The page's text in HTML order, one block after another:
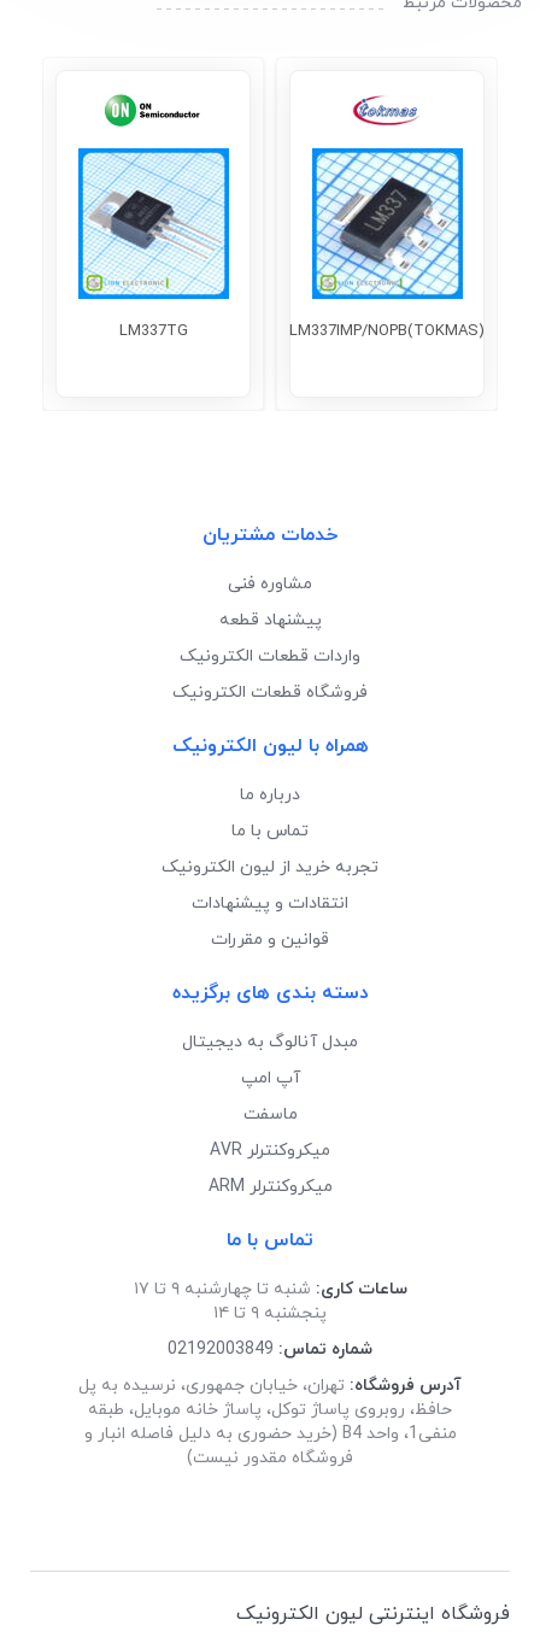
LM337IMP/NOPB(TOKMAS)
LM337TG
خدمات مشتریان
مشاوره فنی
پیشنهاد قطعه
واردات قطعات الکترونیک
فروشگاه قطعات الکترونیک
همراه با لیون الکترونیک
درباره ما
تماس با ما
تجربه خرید از لیون الکترونیک
انتقادات و پیشنهادات
قوانین و مقررات
دسته بندی های برگزیده
مبدل آنالوگ به دیجیتال
آپ امپ
ماسفت
میکروکنترلر AVR
میکروکنترلر ARM
تماس با ما
ساعات کاری: شنبه تا چهارشنبه ۹ تا ۱۷
پنجشنبه ۹ تا ۱۴
شماره تماس: 02192003849
آدرس فروشگاه: تهران، خیابان جمهوری، نرسیده به پل
حافظ، روبروی پاساژ توکل، پاساژ خانه موبایل، طبقه
منفی1، واحد B4 (خرید حضوری به دلیل فاصله انبار و
فروشگاه مقدور نیست)
فروشگاه اینترنتی لیون الکترونیک